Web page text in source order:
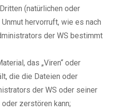
(natürlichen oder
hervorruft, wie es nach
der WS bestimmt
das „Viren“ oder
die die Dateien oder
der WS oder seiner
zerstören kann;